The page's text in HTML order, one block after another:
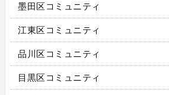
墨田区コミュニティ
江東区コミュニティ
品川区コミュニティ
目黒区コミュニティ